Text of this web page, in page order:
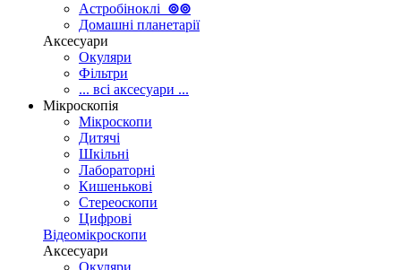
Астробіноклі ⊚⊚
Домашні планетарії
Аксесуари
Окуляри
Фільтри
... всі аксесуари ...
Мікроскопія
Мікроскопи
Дитячі
Шкільні
Лабораторні
Кишенькові
Стереоскопи
Цифрові
Відеомікроскопи
Аксесуари
Окуляри